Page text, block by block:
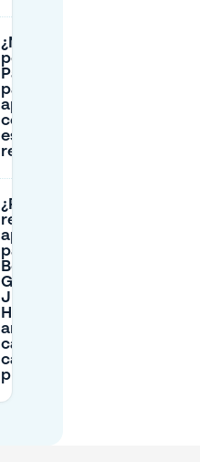
¿Necesito un
permiso o
Parkscheibe
para
aparcar
cerca de
este
restaurante?
¿Puedo
reservar
aparcamiento
para el Alt-
Berliner
Gasthaus
Julchen
Hoppe con
antelación y
cancelar si
cambian los
planes?